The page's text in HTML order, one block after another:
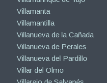
Villamanta
Villamantilla
Villanueva de la Cañada
Villanueva de Perales
Villanueva del Pardillo
Villar del Olmo